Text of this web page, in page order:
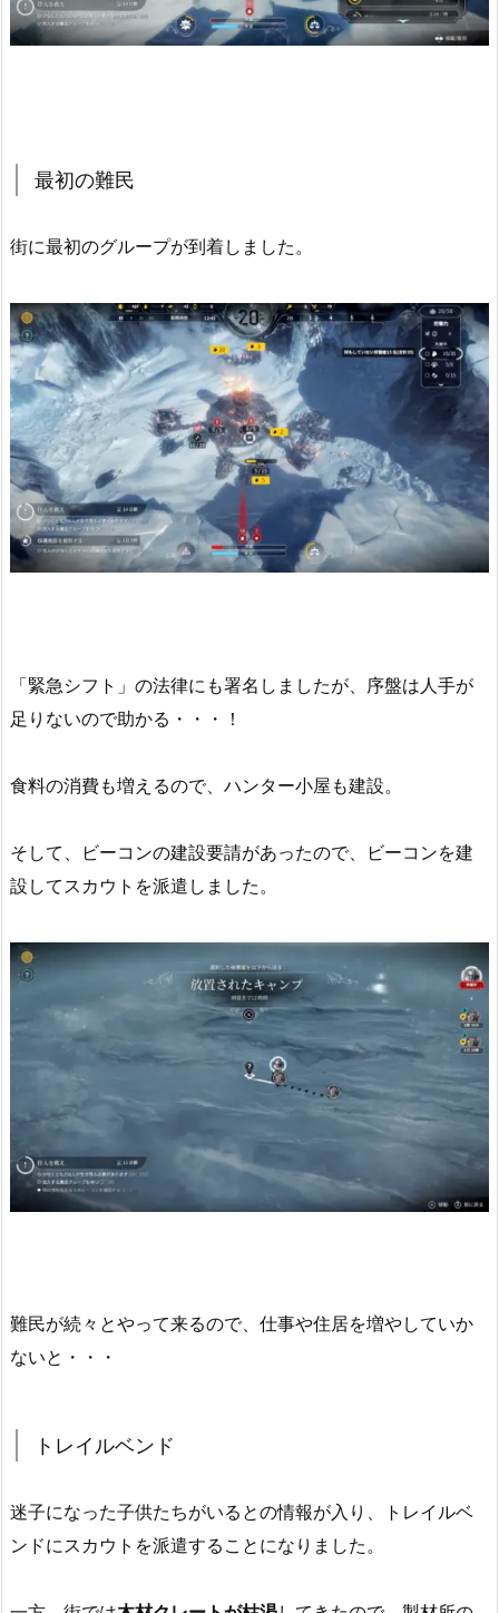
最初の難民
街に最初のグループが到着しました。
「緊急シフト」の法律にも署名しましたが、序盤は人手が
足りないので助かる・・・！
食料の消費も増えるので、ハンター小屋も建設。
そして、ビーコンの建設要請があったので、ビーコンを建
設してスカウトを派遣しました。
難民が続々とやって来るので、仕事や住居を増やしていか
ないと・・・
トレイルベンド
迷子になった子供たちがいるとの情報が入り、トレイルベ
ンドにスカウトを派遣することになりました。